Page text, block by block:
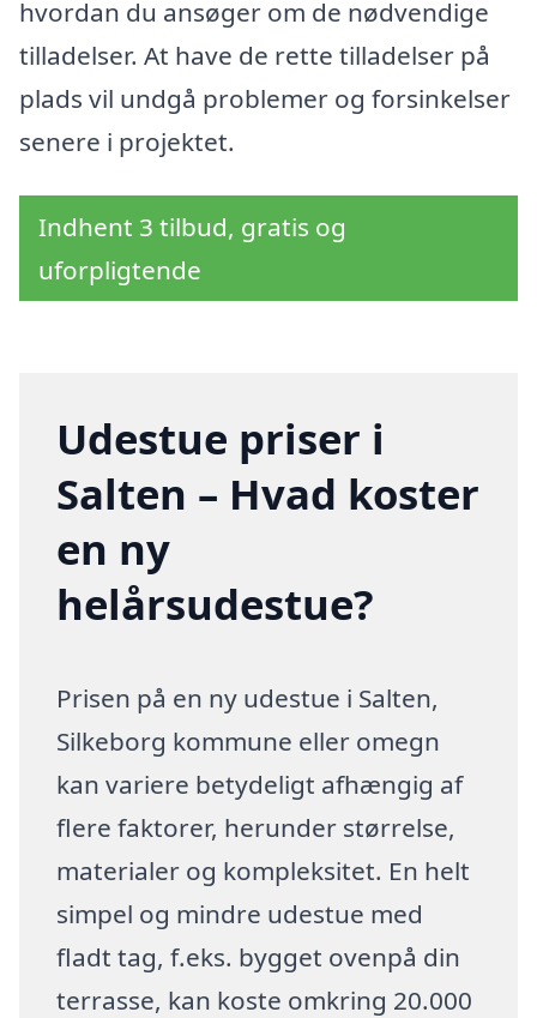
hvordan du ansøger om de nødvendige
tilladelser. At have de rette tilladelser på
plads vil undgå problemer og forsinkelser
senere i projektet.
Indhent 3 tilbud, gratis og
uforpligtende
Udestue priser i
Salten – Hvad koster
en ny
helårsudestue?
Prisen på en ny udestue i Salten,
Silkeborg kommune eller omegn
kan variere betydeligt afhængig af
flere faktorer, herunder størrelse,
materialer og kompleksitet. En helt
simpel og mindre udestue med
fladt tag, f.eks. bygget ovenpå din
terrasse, kan koste omkring 20.000